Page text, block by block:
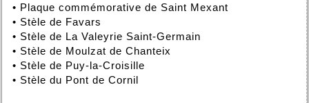
• Plaque commémorative de Saint Mexant
• Stèle de Favars
• Stèle de La Valeyrie Saint-Germain
• Stèle de Moulzat de Chanteix
• Stèle de Puy-la-Croisille
• Stèle du Pont de Cornil